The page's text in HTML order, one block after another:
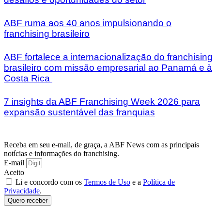
ABF ruma aos 40 anos impulsionando o
franchising brasileiro
ABF fortalece a internacionalização do franchising
brasileiro com missão empresarial ao Panamá e à
Costa Rica
7 insights da ABF Franchising Week 2026 para
expansão sustentável das franquias
Receba em seu e-mail, de graça, a ABF News com as principais
notícias e informações do franchising.
E-mail
Aceito
Li e concordo com os Termos de Uso e a Política de
Privacidade.
Quero receber